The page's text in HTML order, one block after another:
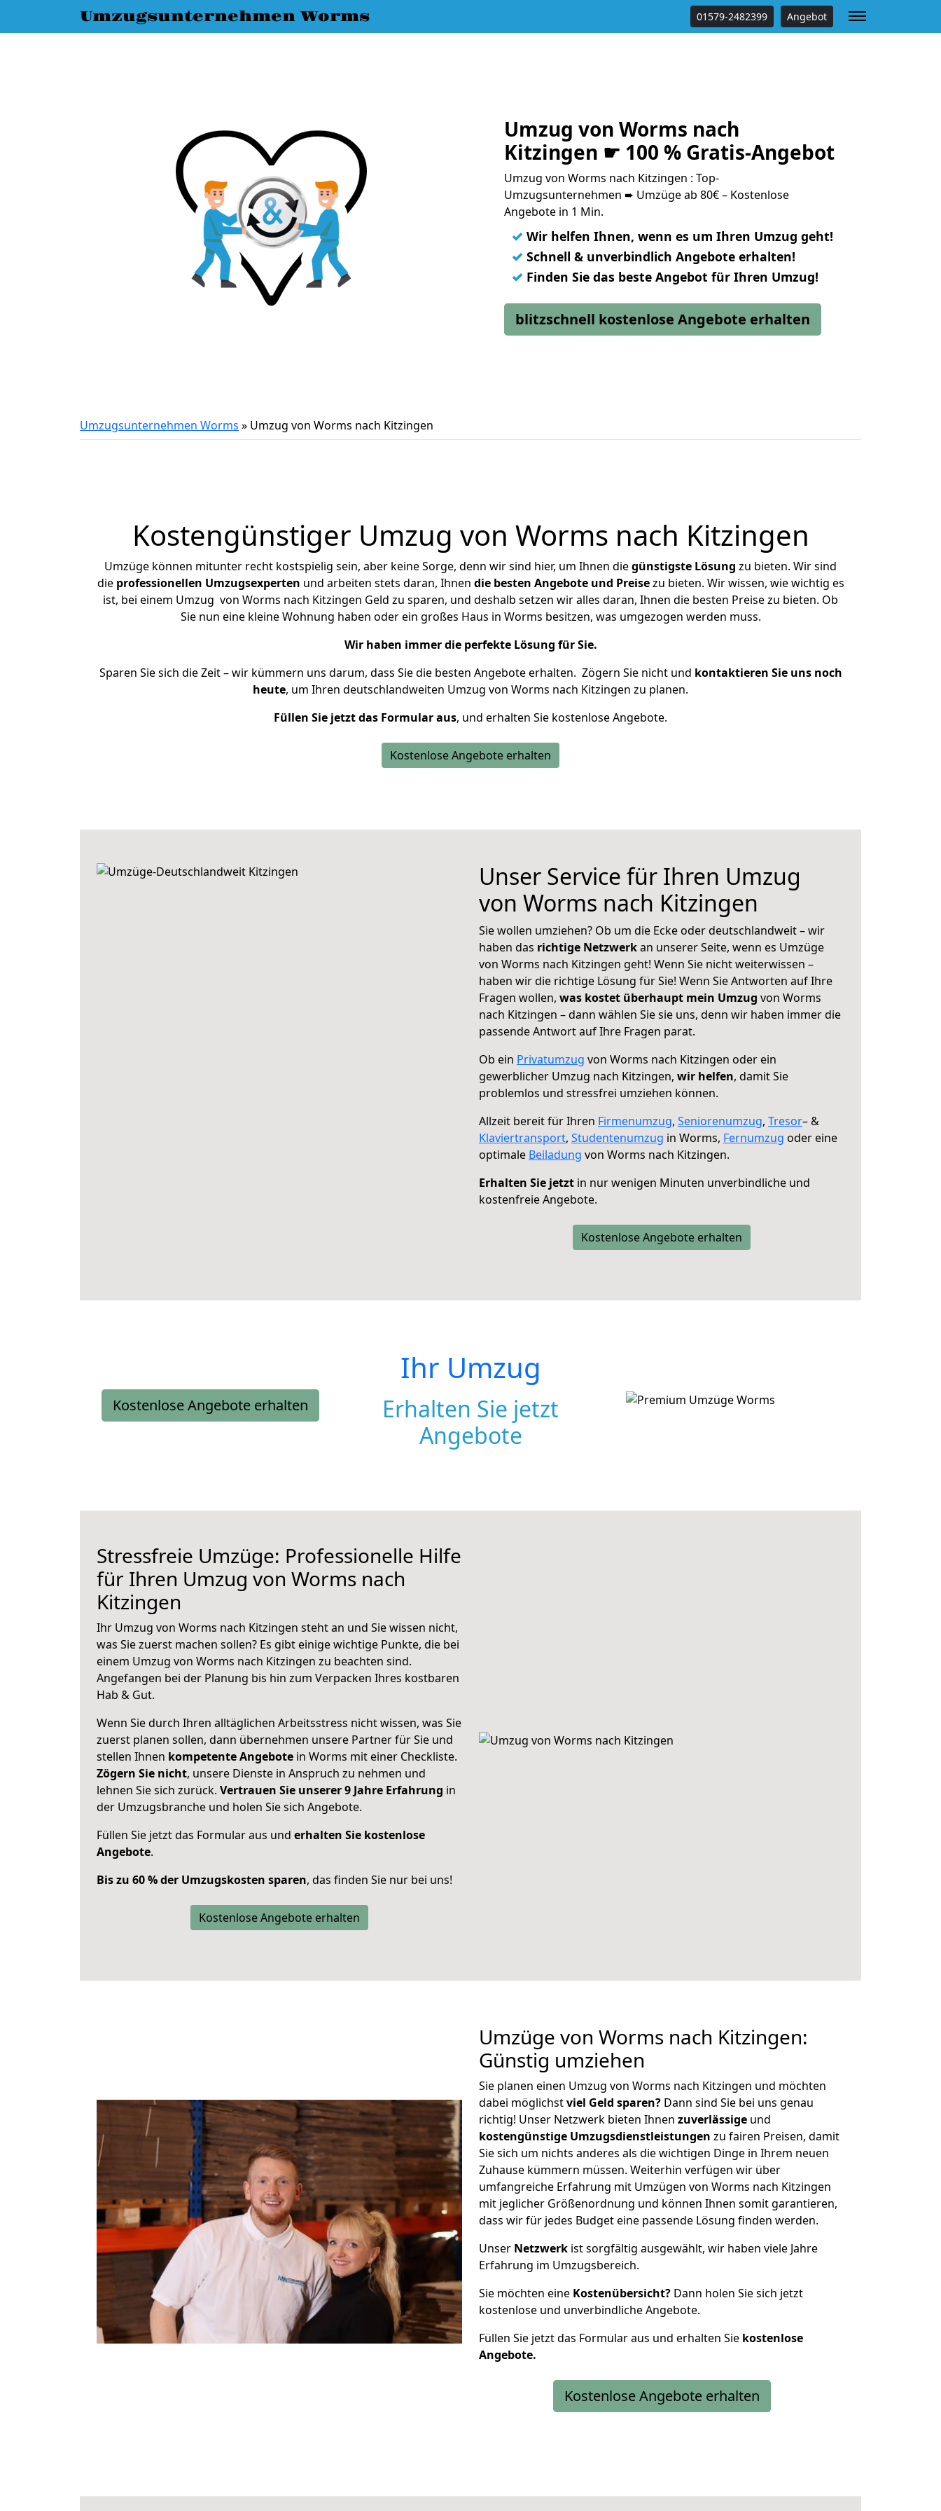
Umzugsunternehmen Worms 01579-2482399 Angebot
Umzug von Worms nach
Kitzingen ☛ 100 % Gratis-Angebot
Umzug von Worms nach Kitzingen : Top-
Umzugsunternehmen ➨ Umzüge ab 80€ – Kostenlose
Angebote in 1 Min.
✓ Wir helfen Ihnen, wenn es um Ihren Umzug geht!
✓ Schnell & unverbindlich Angebote erhalten!
✓ Finden Sie das beste Angebot für Ihren Umzug!
blitzschnell kostenlose Angebote erhalten
Umzugsunternehmen Worms » Umzug von Worms nach Kitzingen
Kostengünstiger Umzug von Worms nach Kitzingen
Umzüge können mitunter recht kostspielig sein, aber keine Sorge, denn wir sind hier, um Ihnen diegünstigste Lösung zu bieten. Wir sind
die professionellen Umzugsexperten und arbeiten stets daran, Ihnen die besten Angebote und Preisezu bieten. Wir wissen, wie wichtig es
ist, bei einem Umzug von Worms nach Kitzingen Geld zu sparen, und deshalb setzen wir alles daran, Ihnen die besten Preise zu bieten. Ob
Sie nun eine kleine Wohnung haben oder ein großes Haus in Worms besitzen, was umgezogen werden muss.
Wir haben immer die perfekte Lösung für Sie.
Sparen Sie sich die Zeit – wir kümmern uns darum, dass Sie die besten Angebote erhalten. Zögern Sie nicht und kontaktieren Sie uns noch
heute, um Ihren deutschlandweiten Umzug von Worms nach Kitzingen zu planen.
Füllen Sie jetzt das Formular aus, und erhalten Sie kostenlose Angebote.
Kostenlose Angebote erhalten
Unser Service für Ihren Umzug
von Worms nach Kitzingen
Sie wollen umziehen? Ob um die Ecke oder deutschlandweit – wir
haben das richtige Netzwerkan unserer Seite, wenn es Umzüge
von Worms nach Kitzingen geht! Wenn Sie nicht weiterwissen –
haben wir die richtige Lösung für Sie! Wenn Sie Antworten auf Ihre
Fragen wollen, was kostet überhaupt mein Umzug von Worms
nach Kitzingen – dann wählen Sie sie uns, denn wir haben immer die
passende Antwort auf Ihre Fragen parat.
Ob ein Privatumzug von Worms nach Kitzingen oder ein
gewerblicher Umzug nach Kitzingen, wir helfen, damit Sie
problemlos und stressfrei umziehen können.
Allzeit bereit für Ihren Firmenumzug, Seniorenumzug, Tresor– &
Klaviertransport, Studentenumzug in Worms, Fernumzug oder eine
optimale Beiladung von Worms nach Kitzingen.
Erhalten Sie jetzt in nur wenigen Minuten unverbindliche und
kostenfreie Angebote.
Kostenlose Angebote erhalten
Kostenlose Angebote erhalten
Ihr Umzug
Erhalten Sie jetzt
Angebote
Stressfreie Umzüge: Professionelle Hilfe
für Ihren Umzug von Worms nach
Kitzingen
Ihr Umzug von Worms nach Kitzingen steht an und Sie wissen nicht,
was Sie zuerst machen sollen? Es gibt einige wichtige Punkte, die bei
einem Umzug von Worms nach Kitzingen zu beachten sind.
Angefangen bei der Planung bis hin zum Verpacken Ihres kostbaren
Hab & Gut.
Wenn Sie durch Ihren alltäglichen Arbeitsstress nicht wissen, was Sie
zuerst planen sollen, dann übernehmen unsere Partner für Sie und
stellen Ihnen kompetente Angebote in Worms mit einer Checkliste.
Zögern Sie nicht, unsere Dienste in Anspruch zu nehmen und
lehnen Sie sich zurück. Vertrauen Sie unserer 9 Jahre Erfahrung in
der Umzugsbranche und holen Sie sich Angebote.
Füllen Sie jetzt das Formular aus und erhalten Sie kostenlose
Angebote.
Bis zu 60 % der Umzugskosten sparen, das finden Sie nur bei uns!
Kostenlose Angebote erhalten
Umzüge von Worms nach Kitzingen:
Günstig umziehen
Sie planen einen Umzug von Worms nach Kitzingen und möchten
dabei möglichstviel Geld sparen? Dann sind Sie bei uns genau
richtig! Unser Netzwerk bieten Ihnen zuverlässige und
kostengünstige Umzugsdienstleistungen zu fairen Preisen, damit
Sie sich um nichts anderes als die wichtigen Dinge in Ihrem neuen
Zuhause kümmern müssen. Weiterhin verfügen wir über
umfangreiche Erfahrung mit Umzügen von Worms nach Kitzingen
mit jeglicher Größenordnung und können Ihnen somit garantieren,
dass wir für jedes Budget eine passende Lösung finden werden.
Unser Netzwerk ist sorgfältig ausgewählt, wir haben viele Jahre
Erfahrung im Umzugsbereich.
Sie möchten eine Kostenübersicht? Dann holen Sie sich jetzt
kostenlose und unverbindliche Angebote.
Füllen Sie jetzt das Formular aus und erhalten Sie kostenlose
Angebote.
Kostenlose Angebote erhalten